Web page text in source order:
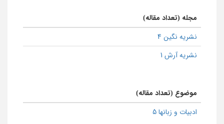
مجله (تعداد مقاله)
نشریه نگین 4
نشریه آرش 1
موضوع (تعداد مقاله)
ادبیات و زبانها 5